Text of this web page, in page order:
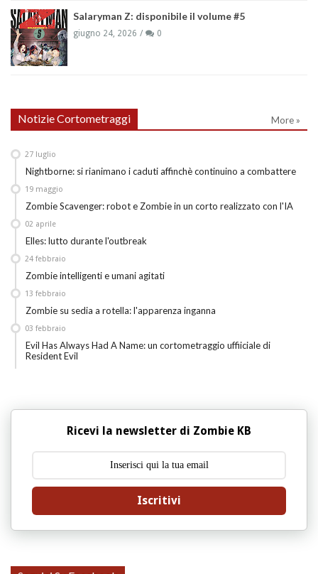
Salaryman Z: disponibile il volume #5
giugno 24, 2026 0
Notizie Cortometraggi More »
Nightborne: si rianimano i caduti affinchè continuino a combattere
27 luglio
Zombie Scavenger: robot e Zombie in un corto realizzato con l'IA
19 maggio
Elles: lutto durante l'outbreak
02 aprile
Zombie intelligenti e umani agitati
24 febbraio
Zombie su sedia a rotella: l'apparenza inganna
13 febbraio
Evil Has Always Had A Name: un cortometraggio uffiiciale di
Resident Evil
03 febbraio
Ricevi la newsletter di Zombie KB
Iscritivi